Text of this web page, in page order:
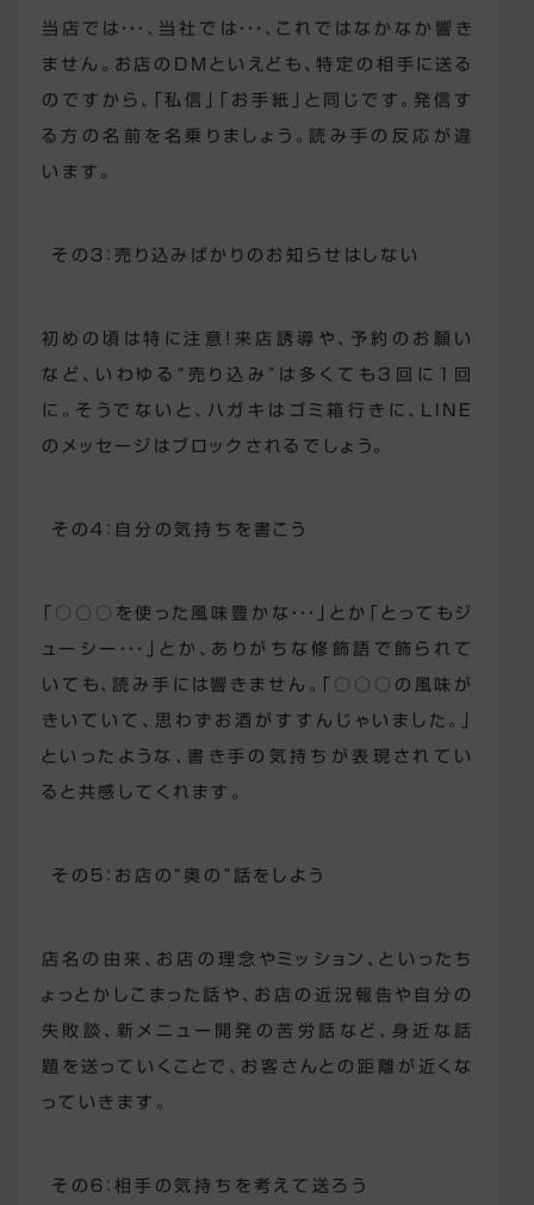
当店では・・・、当社では・・・、これではなかなか響き
ません。お店のDMといえども、特定の相手に送る
のですから、「私信」「お手紙」と同じです。発信す
る方の名前を名乗りましょう。読み手の反応が違
います。
その３：売り込みばかりのお知らせはしない
初めの頃は特に注意！来店誘導や、予約のお願い
など、いわゆる“売り込み”は多くても3回に1回
に。そうでないと、ハガキはゴミ箱行きに、LINE
のメッセージはブロックされるでしょう。
その４：自分の気持ちを書こう
「○○○を使った風味豊かな・・・」とか「とってもジ
ューシー・・・」とか、ありがちな修飾語で飾られて
いても、読み手には響きません。「○○○の風味が
きいていて、思わずお酒がすすんじゃいました。」
といったような、書き手の気持ちが表現されてい
ると共感してくれます。
その５：お店の“奥の”話をしよう
店名の由来、お店の理念やミッション、といったち
ょっとかしこまった話や、お店の近況報告や自分の
失敗談、新メニュー開発の苦労話など、身近な話
題を送っていくことで、お客さんとの距離が近くな
っていきます。
その６：相手の気持ちを考えて送ろう